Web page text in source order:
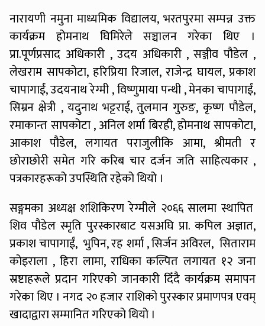
नारायणी नमुना माध्यमिक विद्यालय, भरतपुरमा सम्पन्न उक्त
कार्यक्रम होमनाथ घिमिरेले सञ्चालन गरेका थिए ।
प्रा.पूर्णप्रसाद अधिकारी , उदय अधिकारी , सञ्जीव पौडेल ,
लेखराम सापकोटा, हरिप्रिया रिजाल, राजेन्द्र घायल, प्रकाश
चापागाईं, उदयनाथ रेग्मी , विष्णुमाया पन्थी , मेनका चापागाईं,
सिम्रन क्षेत्री , यदुनाथ भट्टराई, तुलमान गुरुङ, कृष्ण पौडेल,
रमाकान्त सापकोटा , अनिल शर्मा बिरही, होमनाथ सापकोटा,
आकाश पौडेल, लगायत पराजुलीकि आमा, श्रीमती र
छोराछोरी समेत गरि करिब चार दर्जन जति साहित्यकार ,
पत्रकारहरूको उपस्थिति रहेको थियो ।
सङ्गमका अध्यक्ष शशिकिरण रेग्मीले २०६६ सालमा स्थापित
शिव पौडेल स्मृति पुरस्कारबाट यसअघि प्रा. कपिल अज्ञात,
प्रकाश चापागाईं, भुपिन, रह शर्मा , सिर्जन अविरल, सिताराम
कोइराला , हिरा लामा, राधिका कल्पित लगायत १२ जना
स्रष्टाहरूले प्रदान गरिएको जानकारी दिँदै कार्यक्रम समापन
गरेका थिए । नगद २० हजार राशिको पुरस्कार प्रमाणपत्र एवम्
खादाद्वारा सम्मानित गरिएको थियो ।